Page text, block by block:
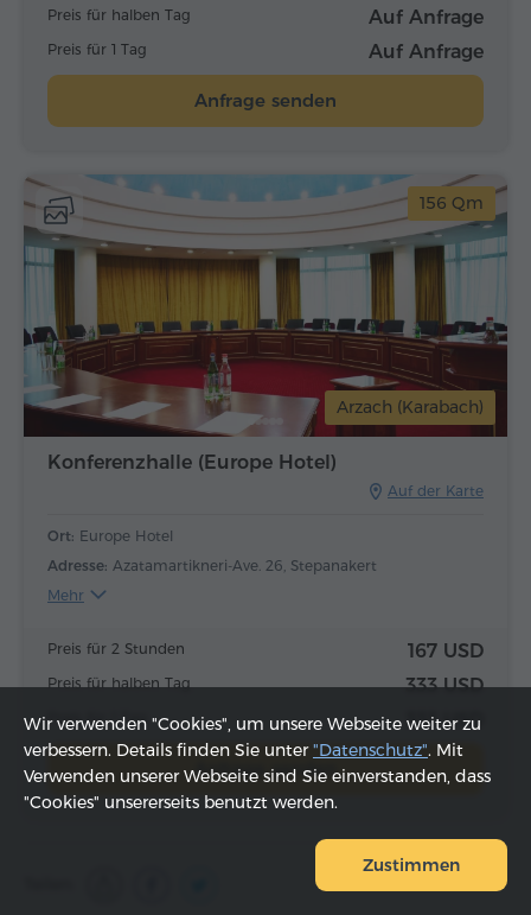
Preis für halben Tag Auf Anfrage
Preis für 1 Tag Auf Anfrage
Anfrage senden
Arzach (Karabach)
156 Qm
Konferenzhalle (Europe Hotel)
Auf der Karte
Ort: Europe Hotel
Adresse: Azatamartikneri-Ave. 26, Stepanakert
Mehr
Preis für 2 Stunden 167 USD
Preis für halben Tag 333 USD
Preis für 1 Tag 333 USD
Anfrage senden
Wir verwenden "Cookies", um unsere Webseite weiter zu
verbessern. Details finden Sie unter"Datenschutz". Mit
Verwenden unserer Webseite sind Sie einverstanden, dass
"Cookies" unsererseits benutzt werden.
Zustimmen